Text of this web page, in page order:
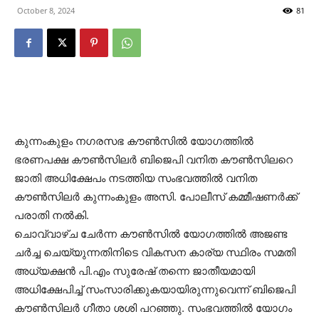
October 8, 2024 81
കുന്നംകുളം നഗരസഭ കൗണ്‍സില്‍ യോഗത്തില്‍
ഭരണപക്ഷ കൗണ്‍സിലര്‍ ബിജെപി വനിത കൗണ്‍സിലറെ
ജാതി അധിക്ഷേപം നടത്തിയ സംഭവത്തില്‍ വനിത
കൗണ്‍സിലര്‍ കുന്നംകുളം അസി. പോലീസ് കമ്മീഷണര്‍ക്ക്
പരാതി നല്‍കി.
ചൊവ്വാഴ്ച ചേര്‍ന്ന കൗണ്‍സില്‍ യോഗത്തില്‍ അജണ്ട
ചര്‍ച്ച ചെയ്യുന്നതിനിടെ വികസന കാര്യ സ്ഥിരം സമതി
അധ്യക്ഷന്‍ പി.എം സുരേഷ് തന്നെ ജാതീയമായി
അധിക്ഷേപിച്ച് സംസാരിക്കുകയായിരുന്നുവെന്ന് ബിജെപി
കൗണ്‍സിലര്‍ ഗീതാ ശശി പറഞ്ഞു. സംഭവത്തില്‍ യോഗം